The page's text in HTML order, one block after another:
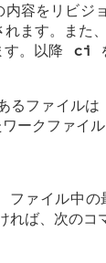
内容をリビ
れます。また
す。以降 ci
るファイル
ークファイル
ファイル中
れば、次のコ